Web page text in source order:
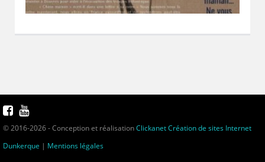
© 2016-2026 - Conception et réalisationClickanet Création de sites Internet
Dunkerque | Mentions légales